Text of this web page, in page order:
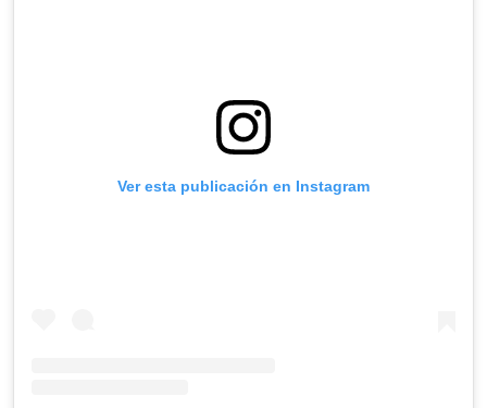
Ver esta publicación en Instagram